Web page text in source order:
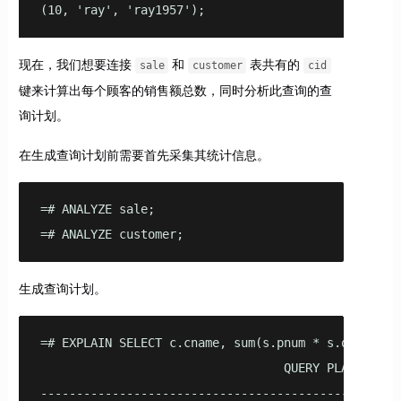
(10, 'ray', 'ray1957');
现在，我们想要连接 sale 和 customer 表共有的 cid
键来计算出每个顾客的销售额总数，同时分析此查询的查
询计划。
在生成查询计划前需要首先采集其统计信息。
=# ANALYZE sale;
=# ANALYZE customer;
生成查询计划。
=# EXPLAIN SELECT c.cname, sum(s.pnum * s.qty)
                                  QUERY PLAN